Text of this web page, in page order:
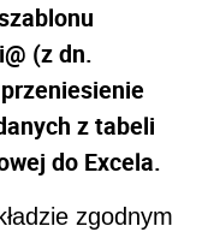
(z dn.
z tabeli
do Excela.
zgodnym